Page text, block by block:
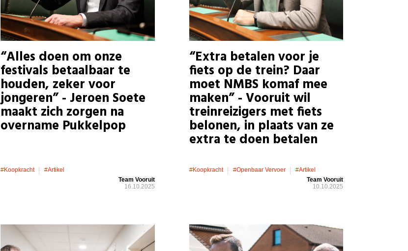
“Alles doen om onze
festivals betaalbaar te
houden, zeker voor
jongeren” - Jeroen Soete
maakt zich zorgen na
overname Pukkelpop
#koopkracht
#artikel
Team Vooruit
16.10.2025
“Extra betalen voor je
fiets op de trein? Daar
moet NMBS komaf mee
maken” - Vooruit wil
treinreizigers met fiets
belonen, in plaats van ze
extra te doen betalen
#koopkracht #openbaar Vervoer
#artikel
Team Vooruit
10.10.2025